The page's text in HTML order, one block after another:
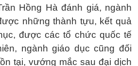
Hồng Hà đánh giá, ngành
những thành tựu, kết quả
được các tổ chức quốc tế
ngành giáo dục cũng đối
tại, vướng mắc sau đại dịch